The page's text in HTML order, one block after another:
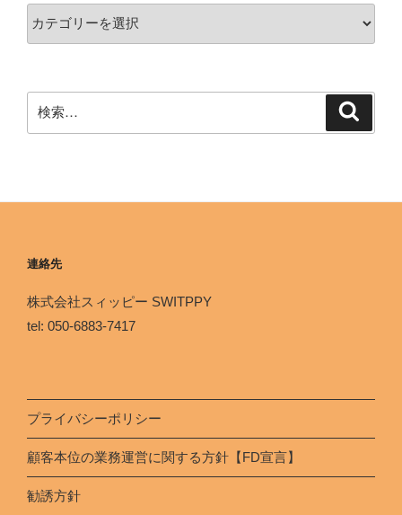
連絡先
株式会社スィッピー SWITPPY
tel: 050-6883-7417
プライバシーポリシー
顧客本位の業務運営に関する方針【FD宣言】
勧誘方針